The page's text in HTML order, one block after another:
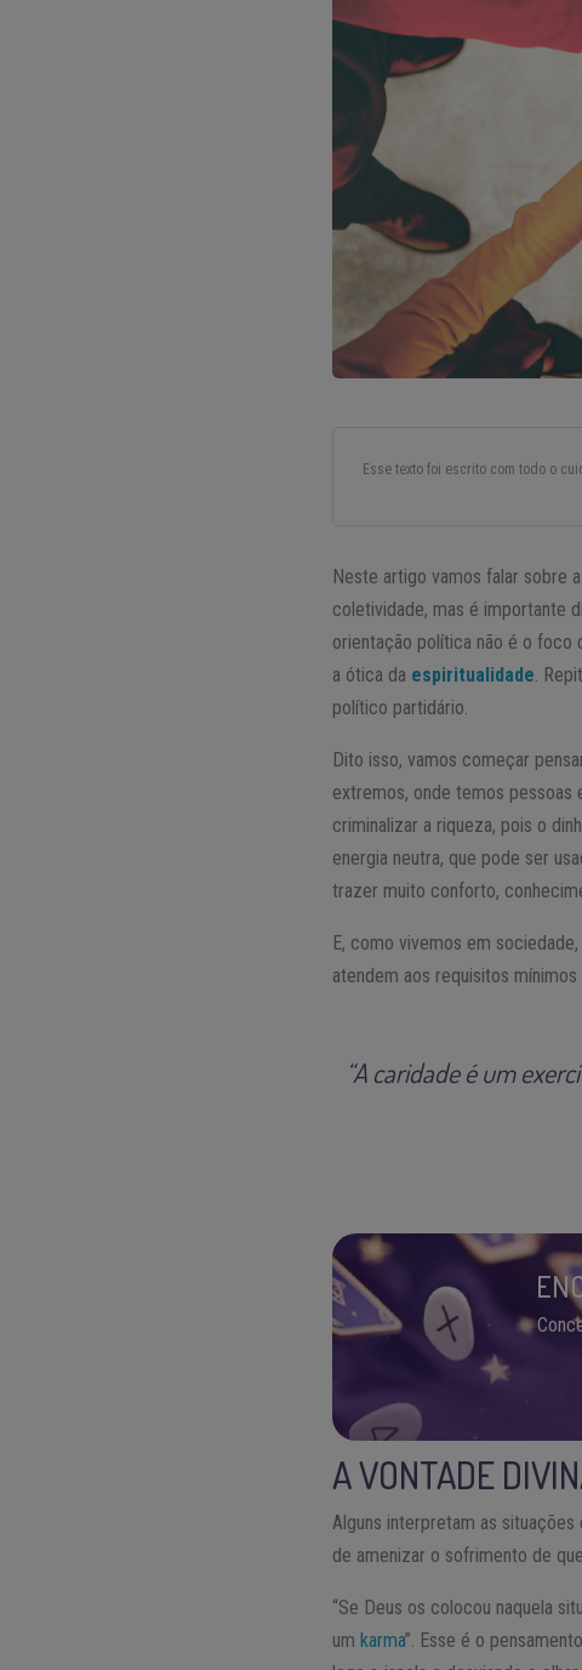
Esse texto foi escrito com todo o
Neste artigo vamos falar sobre
coletividade, mas é importante
orientação política não é o foco
a ótica da espiritualidade .
político partidário.
Dito isso, vamos começar
extremos, onde temos pessoas
criminalizar a riqueza, pois o
energia neutra, que pode ser
trazer muito conforto,
E, como vivemos em
atendem aos requisitos
“A caridade é um
A VONTADE
Alguns interpretam as
de amenizar o sofrimento de
“Se Deus os colocou naquela
umkarma”. Esse é o